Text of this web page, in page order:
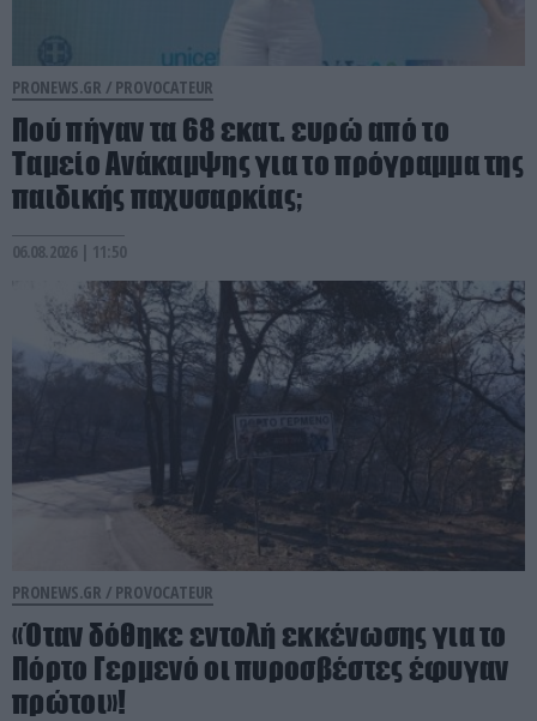
PRONEWS.GR / PROVOCATEUR
Πού πήγαν τα 68 εκατ. ευρώ από το
Ταμείο Ανάκαμψης για το πρόγραμμα της
παιδικής παχυσαρκίας;
06.08.2026 | 11:50
PRONEWS.GR / PROVOCATEUR
«Όταν δόθηκε εντολή εκκένωσης για το
Πόρτο Γερμενό οι πυροσβέστες έφυγαν
πρώτοι»!